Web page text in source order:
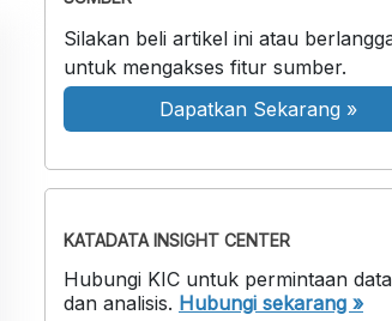
Silakan beli artikel ini atau
untuk mengakses fitur sumber.
Dapatkan Sekarang »
KATADATA INSIGHT CENTER
Hubungi KIC untuk permintaan
dan analisis. Hubungi sekarang »